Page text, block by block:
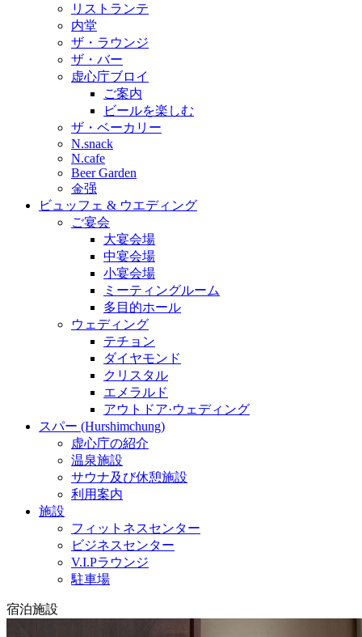
リストランテ
内堂
ザ・ラウンジ
ザ・バー
虚心庁ブロイ
ご案内
ビールを楽しむ
ザ・ベーカリー
N.snack
N.cafe
Beer Garden
金强
ビュッフェ & ウエディング
ご宴会
大宴会場
中宴会場
小宴会場
ミーティングルーム
多目的ホール
ウェディング
テチョン
ダイヤモンド
クリスタル
エメラルド
アウトドア·ウェディング
スパー (Hurshimchung)
虚心庁の紹介
温泉施設
サウナ及び休憩施設
利用案内
施設
フィットネスセンター
ビジネスセンター
V.I.Pラウンジ
駐車場
宿泊施設